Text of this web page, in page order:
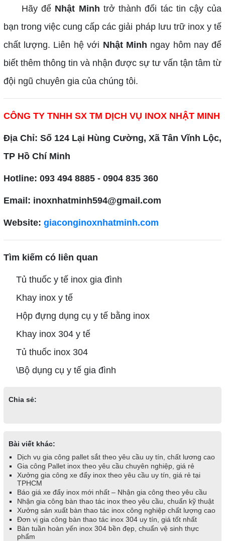
Hãy để Nhật Minh trở thành đối tác tin cậy của
bạn trong việc cung cấp các giải pháp lưu trữ inox y tế
chất lượng. Liên hệ với Nhật Minh ngay hôm nay để
biết thêm thông tin và nhận được sự tư vấn tận tâm từ
đội ngũ chuyên gia của chúng tôi.
CÔNG TY TNHH SX TM DỊCH VỤ INOX NHẬT MINH
Địa Chỉ: Số 124 Lại Hùng Cường, Xã Tân Vĩnh Lộc,
TP Hồ Chí Minh
Hotline: 093 494 8885 - 0904 835 360
Email: inoxnhatminh594@gmail.com
Website: giaconginoxnhatminh.com
Tìm kiếm có liên quan
Tủ thuốc y tế inox gia đình
Khay inox y tế
Hộp đựng dụng cụ y tế bằng inox
Khay inox 304 y tế
Tủ thuốc inox 304
\Bộ dụng cụ y tế gia đình
Chia sẻ:
Bài viết khác:
Dịch vụ gia công pallet sắt theo yêu cầu uy tín, chất lương cao
Gia công Pallet inox theo yêu cầu chuyên nghiệp, giá rẻ
Xưởng gia công xe đẩy inox theo yêu cầu uy tín, giá rẻ tại
TPHCM
Báo giá xe đẩy inox mới nhất – Nhận gia công theo yêu cầu
Nhận gia công bàn thao tác inox theo yêu cầu, chuẩn kỹ thuật
Xưởng sản xuất bàn thao tác inox công nghiệp chất lượng cao
Đơn vị gia công bàn thao tác inox 304 uy tín, giá tốt nhất
Bàn tuần hoàn yến inox 304 bền đẹp, chuẩn vệ sinh thực
phẩm